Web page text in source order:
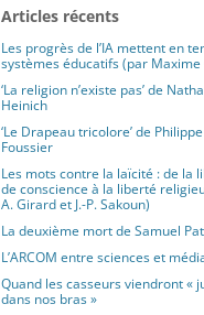
Articles récents
Les progrès de l’IA mettent en
systèmes éducatifs (par Maxime
‘La religion n’existe pas’ de
Heinich
‘Le Drapeau tricolore’ de Philippe
Foussier
Les mots contre la laïcité : de la
de conscience à la liberté
A. Girard et J.-P. Sakoun)
La deuxième mort de Samuel
L’ARCOM entre sciences et
Quand les casseurs viendront «
dans nos bras »